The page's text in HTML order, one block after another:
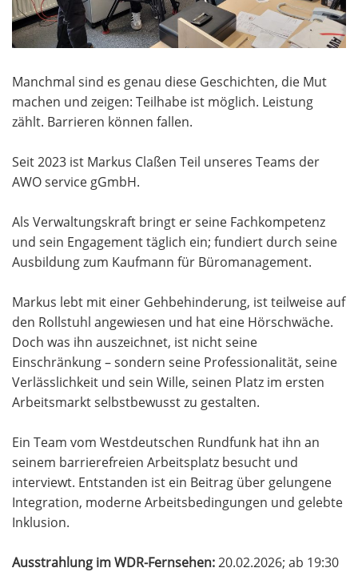
Manchmal sind es genau diese Geschichten, die Mut
machen und zeigen: Teilhabe ist möglich. Leistung
zählt. Barrieren können fallen.
Seit 2023 ist Markus Claßen Teil unseres Teams der
AWO service gGmbH.
Als Verwaltungskraft bringt er seine Fachkompetenz
und sein Engagement täglich ein; fundiert durch seine
Ausbildung zum Kaufmann für Büromanagement.
Markus lebt mit einer Gehbehinderung, ist teilweise auf
den Rollstuhl angewiesen und hat eine Hörschwäche.
Doch was ihn auszeichnet, ist nicht seine
Einschränkung – sondern seine Professionalität, seine
Verlässlichkeit und sein Wille, seinen Platz im ersten
Arbeitsmarkt selbstbewusst zu gestalten.
Ein Team vom Westdeutschen Rundfunk hat ihn an
seinem barrierefreien Arbeitsplatz besucht und
interviewt. Entstanden ist ein Beitrag über gelungene
Integration, moderne Arbeitsbedingungen und gelebte
Inklusion.
Ausstrahlung im WDR-Fernsehen:20.02.2026; ab 19:30